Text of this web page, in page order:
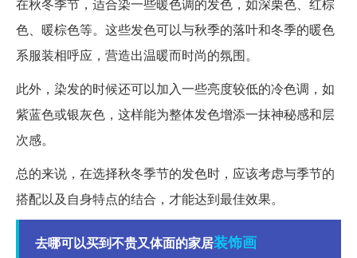
在秋冬季节，适合染一些暖色调的发色，如深栗色、红棕
色、暖棕色等。这些发色可以与秋季的落叶和冬季的暖色
系服装相呼应，营造出温暖而时尚的氛围。
此外，染发的时候还可以加入一些亮度较低的冷色调，如
紫蓝色或银灰色，这样能为整体发色增添一抹神秘感和层
次感。
总的来说，在选择秋冬季节的发色时，应该考虑与季节的
搭配以及自身特点的结合，才能达到最佳效果。
去哪可以买到不贵又体面的家居装饰画